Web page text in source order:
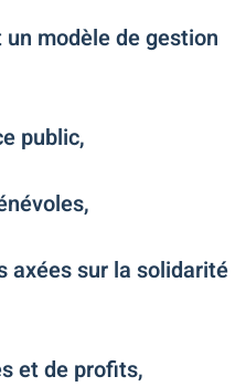
modèle de gestion
public,
axées sur la solidarité
et de profits,